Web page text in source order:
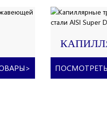
2205
>
ТРУБКИ
СТАЛИ